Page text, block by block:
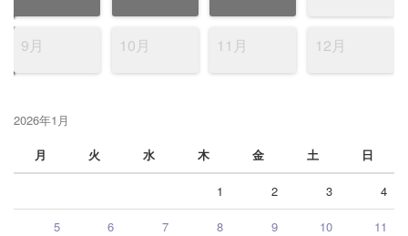
9月 10月 11月 12月
2026年1月
月
火 水 木 金 土 日
1 2 3 4
5 6 7 8 9 10 11